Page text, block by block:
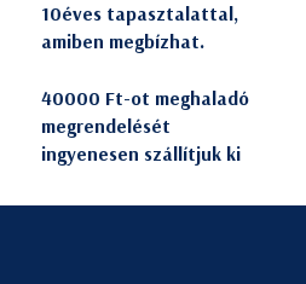
10éves tapasztalattal,
amiben megbízhat.
40000 Ft-ot meghaladó
megrendelését
ingyenesen szállítjuk ki